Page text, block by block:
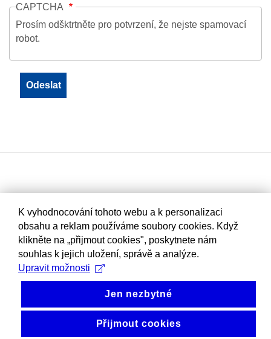
CAPTCHA
Prosím odšktrtněte pro potvrzení, že nejste spamovací
robot.
K vyhodnocování tohoto webu a k personalizaci
obsahu a reklam používáme soubory cookies. Když
klikněte na „přijmout cookies", poskytnete nám
souhlas k jejich uložení, správě a analýze.
Upravit možnosti
Jen nezbytné
Přijmout cookies